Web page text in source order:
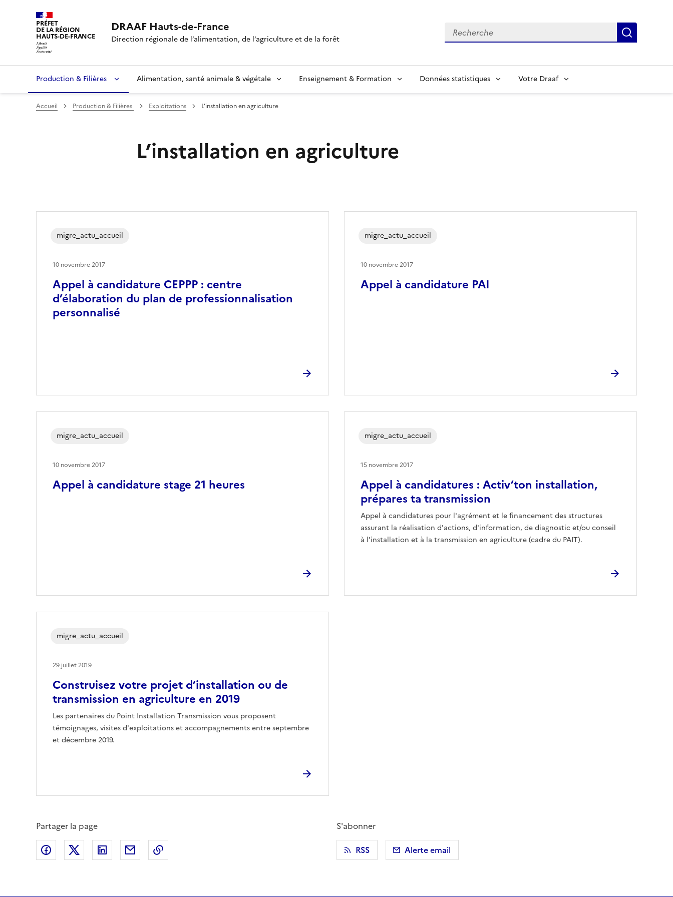
PRÉFET
DE LA RÉGION
HAUTS-DE-FRANCE
DRAAF Hauts-de-France
Direction régionale de l’alimentation, de l’agriculture et de la forêt
Recherche
Production & Filières Alimentation, santé animale & végétale Enseignement & Formation Données statistiques Votre Draaf
Accueil Production & Filières Exploitations L’installation en agriculture
L’installation en agriculture
Appel à candidature CEPPP : centre
d’élaboration du plan de professionnalisation
personnalisé
migre_actu_accueil
10 novembre 2017
Appel à candidature PAI
migre_actu_accueil
10 novembre 2017
Appel à candidature stage 21 heures
migre_actu_accueil
10 novembre 2017
Appel à candidatures : Activ’ton installation,
prépares ta transmission
Appel à candidatures pour l'agrément et le financement des structures
assurant la réalisation d'actions, d'information, de diagnostic et/ou conseil
à l'installation et à la transmission en agriculture (cadre du PAIT).
migre_actu_accueil
15 novembre 2017
Construisez votre projet d’installation ou de
transmission en agriculture en 2019
Les partenaires du Point Installation Transmission vous proposent
témoignages, visites d'exploitations et accompagnements entre septembre
et décembre 2019.
migre_actu_accueil
29 juillet 2019
Partager la page
Partager sur Facebook
Partager sur X (anciennement Twitter)
Partager sur LinkedIn
Partager par email
S'abonner
RSS
Alerte email